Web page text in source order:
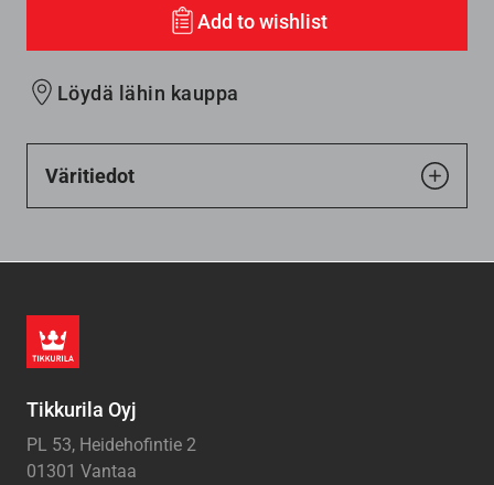
Add to wishlist
Löydä lähin kauppa
Väritiedot
Tikkurila Oyj
PL 53, Heidehofintie 2
01301 Vantaa